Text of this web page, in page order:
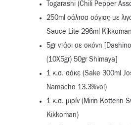
Togarashi (Chili Pepper
250ml σάλτσα σόγιας με
Sauce Lite 296ml
5gr ντάσι σε σκόνη
(10X5gr) 50gr Shimaya]
1 κ.σ. σάκε (Sake 300ml
Namacho 13.3%vol)
1 κ.σ. μιρίν (Mirin Kotterin
Kikkoman)